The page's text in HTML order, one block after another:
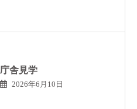
庁舎見学
2026年6月10日